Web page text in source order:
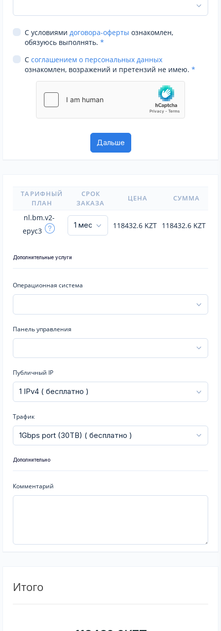
С условиями договора-оферты ознакомлен,
обязуюсь выполнять. *
С соглашением о персональных данных
ознакомлен, возражений и претензий не имею. *
ТАРИФНЫЙ
ПЛАН
СРОК
ЗАКАЗА
ЦЕНА СУММА
nl.bm.v2-
epyc3
118432.6 KZT 118432.6 KZT
Дополнительные услуги
Операционная система
Панель управления
Публичный IP
Трафик
Дополнительно
Комментарий
Итого